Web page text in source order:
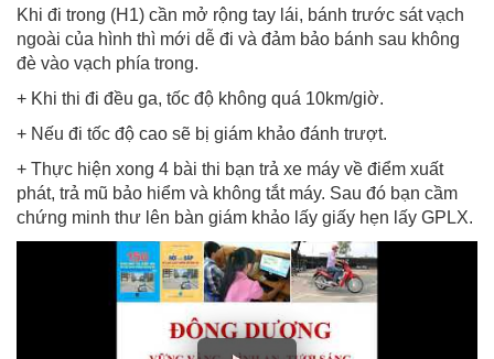
Khi đi trong (H1) cần mở rộng tay lái, bánh trước sát vạch
ngoài của hình thì mới dễ đi và đảm bảo bánh sau không
đè vào vạch phía trong.
+ Khi thi đi đều ga, tốc độ không quá 10km/giờ.
+ Nếu đi tốc độ cao sẽ bị giám khảo đánh trượt.
+ Thực hiện xong 4 bài thi bạn trả xe máy về điểm xuất
phát, trả mũ bảo hiểm và không tắt máy. Sau đó bạn cầm
chứng minh thư lên bàn giám khảo lấy giấy hẹn lấy GPLX.